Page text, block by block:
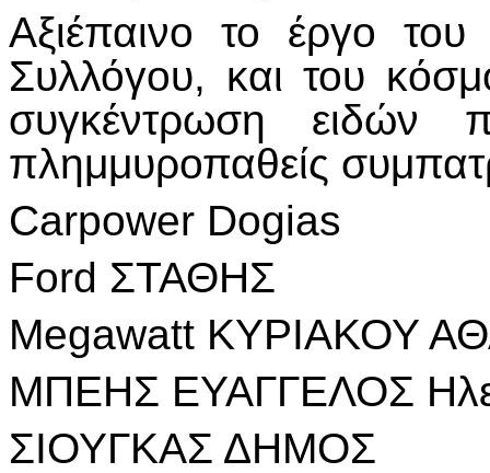
Αξιέπαινο το έργο
Συλλόγου, και του
συγκέντρωση ειδών
πλημμυροπαθείς
Carpower Dogias
Ford ΣΤΑΘΗΣ
Megawatt ΚΥΡΙΑΚΟΥ
ΜΠΕΗΣ ΕΥΑΓΓΕΛΟΣ
ΣΙΟΥΓΚΑΣ ΔΗΜΟΣ